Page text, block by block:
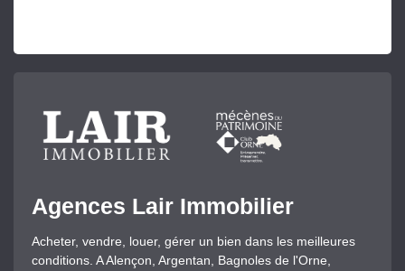
Agences Lair Immobilier
Acheter, vendre, louer, gérer un bien dans les meilleures
conditions. A Alençon, Argentan, Bagnoles de l'Orne,